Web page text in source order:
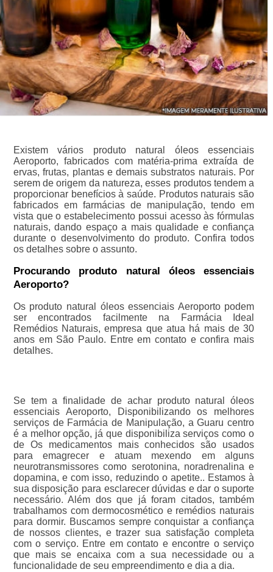
Existem vários produto natural óleos essenciais
Aeroporto, fabricados com matéria-prima extraída de
ervas, frutas, plantas e demais substratos naturais. Por
serem de origem da natureza, esses produtos tendem a
proporcionar benefícios à saúde. Produtos naturais são
fabricados em farmácias de manipulação, tendo em
vista que o estabelecimento possui acesso às fórmulas
naturais, dando espaço a mais qualidade e confiança
durante o desenvolvimento do produto. Confira todos
os detalhes sobre o assunto.
Procurando produto natural óleos essenciais
Aeroporto?
Os produto natural óleos essenciais Aeroporto podem
ser encontrados facilmente na Farmácia Ideal
Remédios Naturais, empresa que atua há mais de 30
anos em São Paulo. Entre em contato e confira mais
detalhes.
Se tem a finalidade de achar produto natural óleos
essenciais Aeroporto, Disponibilizando os melhores
serviços de Farmácia de Manipulação, a Guaru centro
é a melhor opção, já que disponibiliza serviços como o
de Os medicamentos mais conhecidos são usados
para emagrecer e atuam mexendo em alguns
neurotransmissores como serotonina, noradrenalina e
dopamina, e com isso, reduzindo o apetite.. Estamos à
sua disposição para esclarecer dúvidas e dar o suporte
necessário. Além dos que já foram citados, também
trabalhamos com dermocosmético e remédios naturais
para dormir. Buscamos sempre conquistar a confiança
de nossos clientes, e trazer sua satisfação completa
com o serviço. Entre em contato e encontre o serviço
que mais se encaixa com a sua necessidade ou a
funcionalidade de seu empreendimento e dia a dia.